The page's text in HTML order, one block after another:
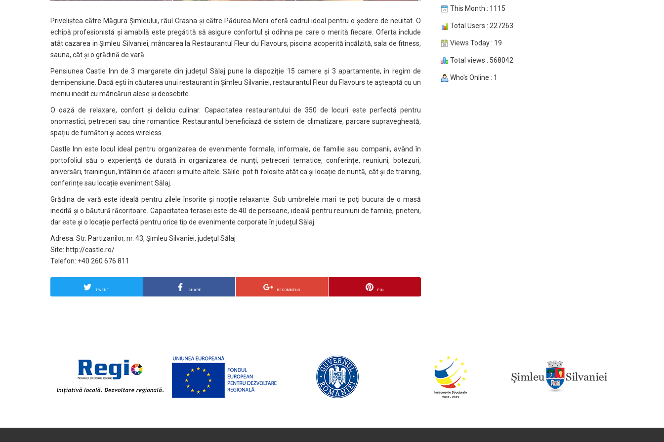
Priveliștea către Măgura Șimleului, râul Crasna și către Pădurea Morii oferă cadrul ideal pentru o ședere de neuitat. O
echipă profesionistă și amabilă este pregătită să asigure confortul și odihna pe care o merită fiecare. Oferta include
atât cazarea in Șimleu Silvaniei, mâncarea la Restaurantul Fleur du Flavours, piscina acoperită încălzită, sala de fitness,
sauna, cât și o grădină de vară.
Pensiunea Castle Inn de 3 margarete din județul Sălaj pune la dispoziție 15 camere și 3 apartamente, în regim de
demipensiune. Dacă ești în căutarea unui restaurant in Șimleu Silvaniei, restaurantul Fleur du Flavours te așteaptă cu un
meniu inedit cu mâncăruri alese și deosebite.
O oază de relaxare, confort și deliciu culinar. Capacitatea restaurantului de 350 de locuri este perfectă pentru
onomastici, petreceri sau cine romantice. Restaurantul beneficiază de sistem de climatizare, parcare supravegheată,
spațiu de fumători și acces wireless.
Castle Inn este locul ideal pentru organizarea de evenimente formale, informale, de familie sau companii, având în
portofoliul său o experiență de durată în organizarea de nunți, petreceri tematice, conferințe, reuniuni, botezuri,
aniversări, traininguri, întâlniri de afaceri și multe altele. Sălile pot fi folosite atât ca și locație de nuntă, cât și de training,
conferințe sau locație eveniment Sălaj.
Grădina de vară este ideală pentru zilele însorite și nopțile relaxante. Sub umbrelele mari te poți bucura de o masă
inedită și o băutură răcoritoare. Capacitatea terasei este de 40 de persoane, ideală pentru reuniuni de familie, prieteni,
dar este și o locație perfectă pentru orice tip de evenimente corporate în județul Sălaj.
Adresa: Str. Partizanilor, nr. 43, Șimleu Silvaniei, județul Sălaj
Site: http://castle.ro/
Telefon: +40 260 676 811
TWEET SHARE RECOMMEND PIN
This Month : 1115
Total Users : 227263
Views Today : 19
Total views : 568042
Who's Online : 1